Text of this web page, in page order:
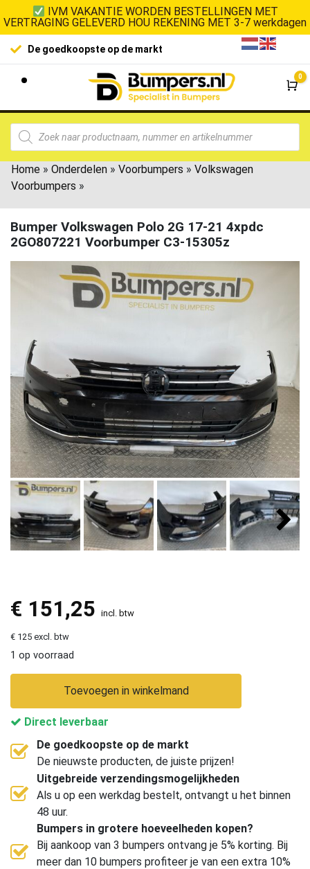
IVM VAKANTIE WORDEN BESTELLINGEN MET
VERTRAGING GELEVERD HOU REKENING MET 3-7 werkdagen
De goedkoopste op de markt
0
Home » Onderdelen » Voorbumpers » Volkswagen
Voorbumpers »
Bumper Volkswagen Polo 2G 17-21 4xpdc
2GO807221 Voorbumper C3-15305z
€ 151,25 incl. btw
€ 125 excl. btw
1 op voorraad
Toevoegen in winkelmand
Direct leverbaar
De goedkoopste op de markt
De nieuwste producten, de juiste prijzen!
Uitgebreide verzendingsmogelijkheden
Als u op een werkdag bestelt, ontvangt u het binnen
48 uur.
Bumpers in grotere hoeveelheden kopen?
Bij aankoop van 3 bumpers ontvang je 5% korting. Bij
meer dan 10 bumpers profiteer je van een extra 10%